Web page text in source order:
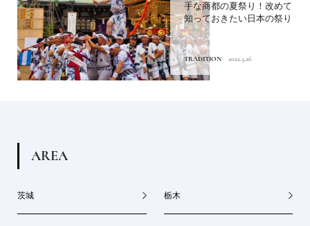
手な商都の夏祭り！改めて
知っておきたい日本の祭り
TRADITION 2022.5.26
AREA
茨城 栃木